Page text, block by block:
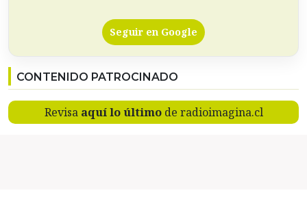
Seguir en Google
CONTENIDO PATROCINADO
Revisa aquí lo últimode radioimagina.cl